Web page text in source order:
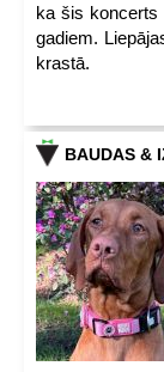
ka šis koncerts
gadiem.
krastā.
BAUDAS &